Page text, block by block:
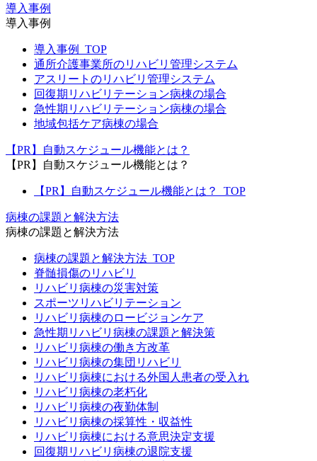
導入事例
導入事例
導入事例_TOP
通所介護事業所のリハビリ管理システム
アスリートのリハビリ管理システム
回復期リハビリテーション病棟の場合
急性期リハビリテーション病棟の場合
地域包括ケア病棟の場合
【PR】自動スケジュール機能とは？
【PR】自動スケジュール機能とは？
【PR】自動スケジュール機能とは？_TOP
病棟の課題と解決方法
病棟の課題と解決方法
病棟の課題と解決方法_TOP
脊髄損傷のリハビリ
リハビリ病棟の災害対策
スポーツリハビリテーション
リハビリ病棟のロービジョンケア
急性期リハビリ病棟の課題と解決策
リハビリ病棟の働き方改革
リハビリ病棟の集団リハビリ
リハビリ病棟における外国人患者の受入れ
リハビリ病棟の老朽化
リハビリ病棟の夜勤体制
リハビリ病棟の採算性・収益性
リハビリ病棟における意思決定支援
回復期リハビリ病棟の退院支援